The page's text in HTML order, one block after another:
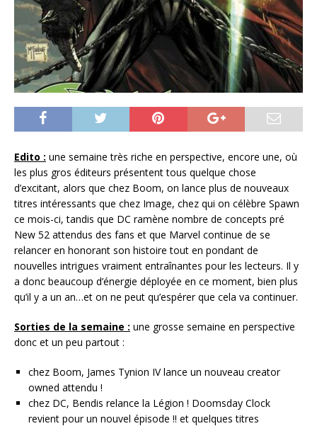
Edito : une semaine très riche en perspective, encore une, où
les plus gros éditeurs présentent tous quelque chose
d’excitant, alors que chez Boom, on lance plus de nouveaux
titres intéressants que chez Image, chez qui on célèbre Spawn
ce mois-ci, tandis que DC ramène nombre de concepts pré
New 52 attendus des fans et que Marvel continue de se
relancer en honorant son histoire tout en pondant de
nouvelles intrigues vraiment entraînantes pour les lecteurs. Il y
a donc beaucoup d’énergie déployée en ce moment, bien plus
qu’il y a un an…et on ne peut qu’espérer que cela va continuer.
Sorties de la semaine : une grosse semaine en perspective
donc et un peu partout :
chez Boom, James Tynion IV lance un nouveau creator
owned attendu !
chez DC, Bendis relance la Légion ! Doomsday Clock
revient pour un nouvel épisode !! et quelques titres